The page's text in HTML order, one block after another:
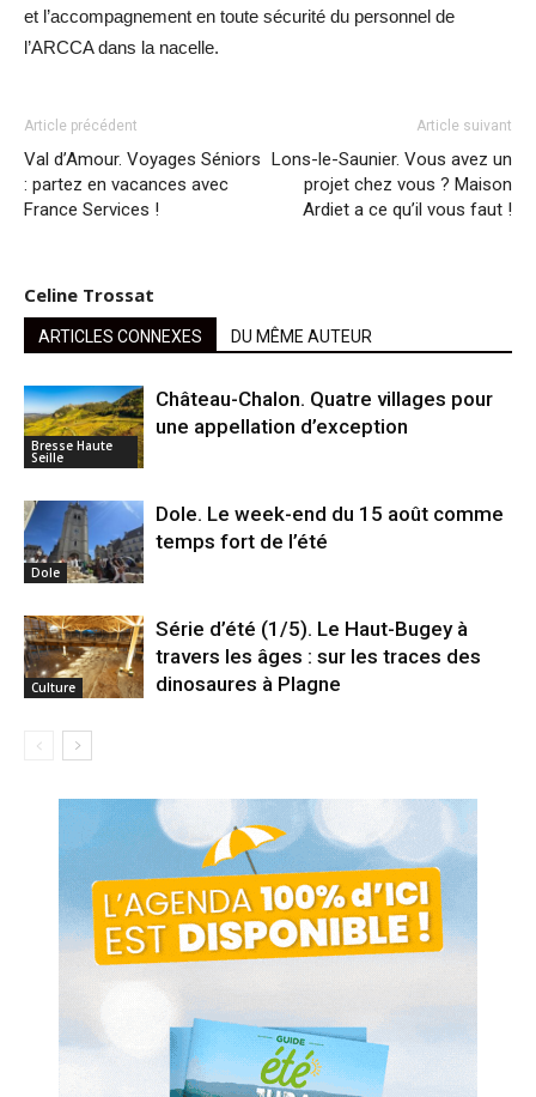
et l’accompagnement en toute sécurité du personnel de
l’ARCCA dans la nacelle.
Article précédent
Val d’Amour. Voyages Séniors
: partez en vacances avec
France Services !
Article suivant
Lons-le-Saunier. Vous avez un
projet chez vous ? Maison
Ardiet a ce qu’il vous faut !
Celine Trossat
ARTICLES CONNEXES DU MÊME AUTEUR
Bresse Haute
Seille
Château-Chalon. Quatre villages pour
une appellation d’exception
Dole
Dole. Le week-end du 15 août comme
temps fort de l’été
Culture
Série d’été (1/5). Le Haut-Bugey à
travers les âges : sur les traces des
dinosaures à Plagne